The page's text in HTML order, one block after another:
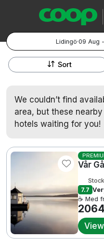
Lidingö·09 Aug -
Popular Destinations:
Stockholm
Göteborg
Malmö
Oslo
Bergen
Sort
+
−
We couldn’t find
area, but these
hotels waiting for you!
Vår
7.7
☕ Med
Registrera ditt hotell